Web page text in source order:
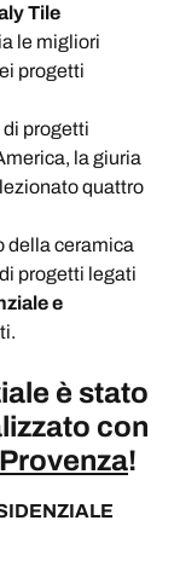
Tile
le migliori
progetti
progetti
la giuria
quattro
della ceramica
progetti legati
e
è stato
con
!